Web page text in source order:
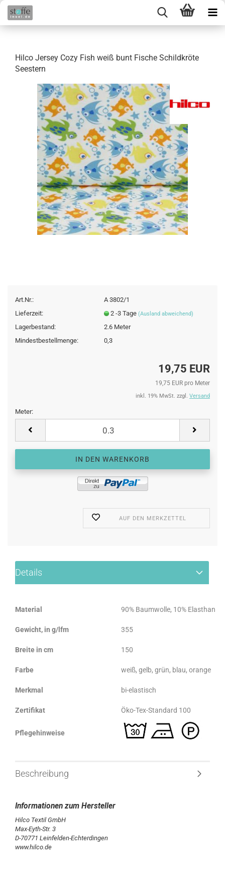
Hilco Jersey Cozy Fish weiß bunt Fische Schildkröte
Seestern
Art.Nr.:
A 3802/1
Lieferzeit:
2 -3 Tage (Ausland abweichend)
Lagerbestand: 2.6 Meter
Mindestbestellmenge:
0,3
19,75 EUR
19,75 EUR pro Meter
inkl. 19% MwSt. zzgl. Versand
Meter:
AUF DEN MERKZETTEL
Details
Material 90% Baumwolle, 10% Elasthan
Gewicht, in g/lfm 355
Breite in cm 150
Farbe weiß, gelb, grün, blau, orange
Merkmal bi-elastisch
Zertifikat Öko-Tex-Standard 100
Pflegehinweise
Beschreibung
Hilco Textil GmbH
Max-Eyth-Str. 3
D-70771 Leinfelden-Echterdingen
www.hilco.de